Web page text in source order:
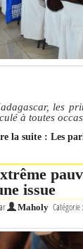
les
à toutes
la suite : Les
issue
Maholy Catégorie :